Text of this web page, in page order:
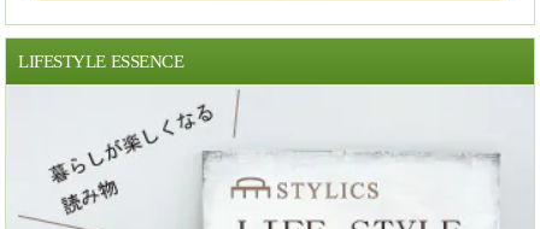
LIFESTYLE ESSENCE